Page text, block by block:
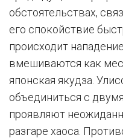
обстоятельствах,
его спокойствие
происходит
вмешиваются как
японская якудза.
объединиться с
проявляют
разгаре хаоса.